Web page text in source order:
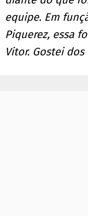
equipe. Em
Piquerez, essa
Vitor. Gostei dos